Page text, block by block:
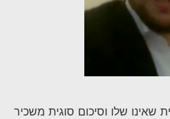
שלו וסיכום סוגית משכיר